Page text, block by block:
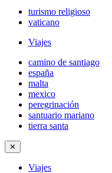
turismo religioso
vaticano
Viajes
camino de santiago
españa
malta
mexico
peregrinación
santuario mariano
tierra santa
✕
Viajes